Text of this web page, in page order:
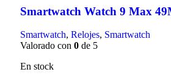
Smartwatch Watch 9 Max
Smartwatch, Relojes, Smartwatch
Valorado con 0 de 5
En stock